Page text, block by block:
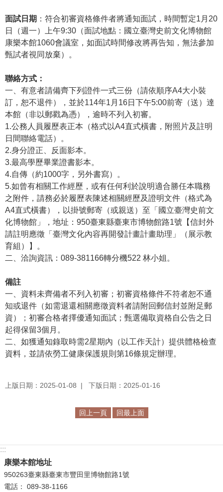
站
導
覽
S
網
站
資
料
開
放
宣
告
隱
私
權
保
護
策
資
訊
安
全
宣
為
皮
書
政
面試日期 ：符合初審資格條件者將通知面試，時間暫定1月20
日（週一）上午9:30（面試地點：國立臺灣史前文化博物館
康樂本館1060會議室，如面試時間修改將再告知，無法參加
甄試者視同放棄）。
聯絡方式：
一、有意者請備齊下列證件一式三份（請依順序A4大小裝
訂，恕不退件），並於114年1月16日下午5:00前寄（送）達
本館（非以郵戳為憑），逾時不列入初審。
1.公務人員履歷表正本（格式以A4直式橫書，附照片及註明
日間聯絡電話）。
2.身分證正、反面影本。
3.最高學歷畢業證書影本。
4.自傳（約1000字，另外書寫）。
5.如曾有相關工作經歷，或有任何利於說明適合勝任本職務
之附件，請務必於履歷表陳述相關經歷及證明文件（格式為
A4直式橫書），以掛號郵寄（或親送）至「國立臺灣史前文
化博物館」，地址：950臺東縣臺東市博物館路1號【信封外
請註明應徵「臺灣文化內容再開發計畫計畫助理」（展示教
育組）】。
二、洽詢資訊：089-381166轉分機522 林小姐。
備註
一、資料未齊備者不列入初審；初審資格條件不符者恕不通
知或退件（如需退還相關應徵資料者請附回郵信封並附足郵
資）；初審合格者擇優通知面試；甄選備取資格自公告之日
起得保留3個月。
二、如獲通知錄取時需2星期內（以工作天計）提供體格檢查
資料，並請依勞工健康保護規則第16條規定辦理。
上版日期：2025-01-08 下版日期：2025-01-16
回上一頁 回最上面
:::
康樂本館地址
950263臺東縣臺東市豐田里博物館路1號
電話： 089-38-1166